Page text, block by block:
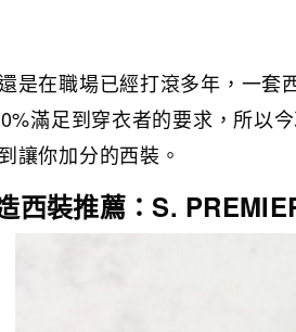
是在職場已經打滾多年，一套
滿足到穿衣者的要求，所以
讓你加分的西裝。
西裝推薦：S.